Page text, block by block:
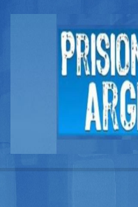
Buscador
Documentos